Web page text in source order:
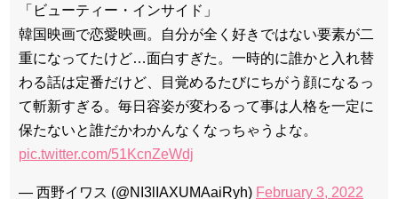
「ビューティー・インサイド」
韓国映画で恋愛映画。自分が全く好きではない要素が二
重になってたけど…面白すぎた。一時的に誰かと入れ替
わる話は定番だけど、目覚めるたびにちがう顔になるっ
て斬新すぎる。毎日容姿が変わるって事は人格を一定に
保たないと誰だかわかんなくなっちゃうよな。
pic.twitter.com/51KcnZeWdj
— 西野イワス (@NI3lIAXUMAaiRyh) February 3, 2022